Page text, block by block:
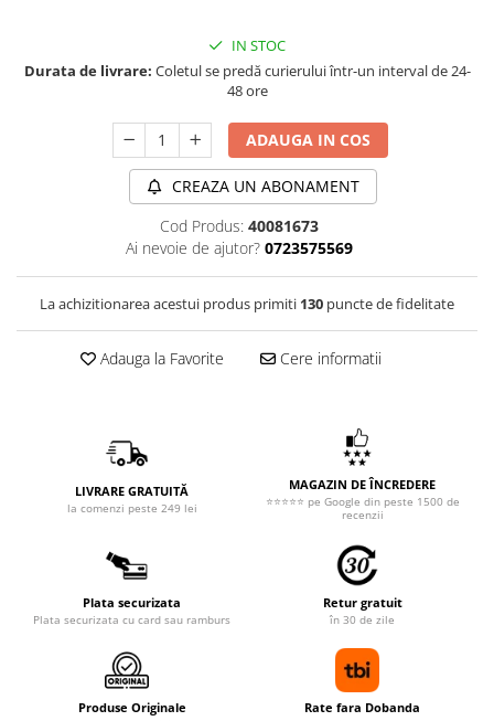
IN STOC
Durata de livrare: Coletul se predă curierului într-un interval de 24-
48 ore
ADAUGA IN COS
CREAZA UN ABONAMENT
Cod Produs: 40081673
Ai nevoie de ajutor? 0723575569
La achizitionarea acestui produs primiti 130 puncte de fidelitate
Adauga la Favorite Cere informatii
LIVRARE GRATUITĂ
la comenzi peste 249 lei
MAGAZIN DE ÎNCREDERE
⭐⭐⭐⭐⭐ pe Google din peste 1500 de
recenzii
Plata securizata
Plata securizata cu card sau ramburs
Retur gratuit
în 30 de zile
Produse Originale Rate fara Dobanda